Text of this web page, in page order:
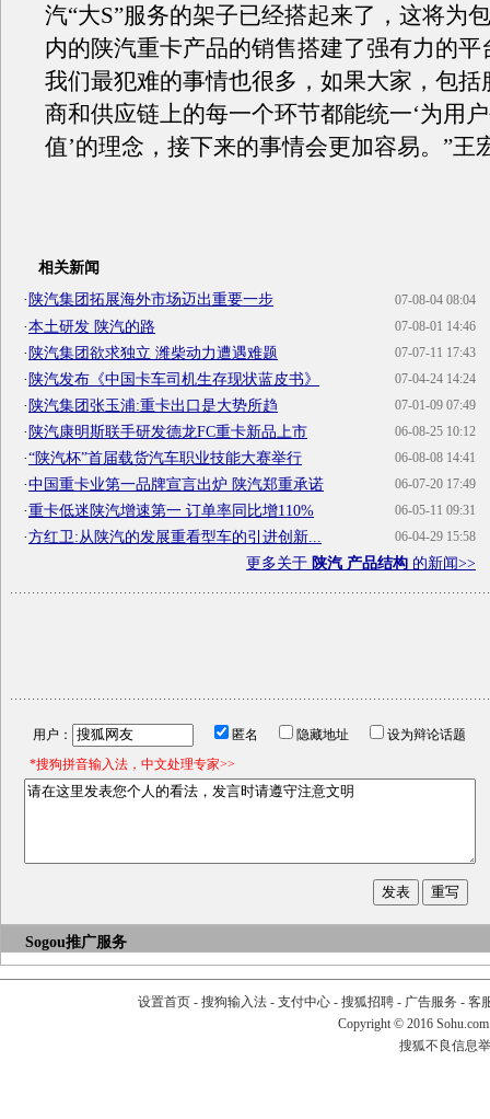
汽“大S”服务的架子已经搭起来了，这将为
内的陕汽重卡产品的销售搭建了强有力的平
我们最犯难的事情也很多，如果大家，包括
商和供应链上的每一个环节都能统一‘为用
值’的理念，接下来的事情会更加容易。”王
相关新闻
07-08-04 08:04
· 陕汽集团拓展海外市场迈出重要一步
07-08-01 14:46
·本土研发 陕汽的路
07-07-11 17:43
· 陕汽集团欲求独立 潍柴动力遭遇难题
07-04-24 14:24
· 陕汽发布《中国卡车司机生存现状蓝皮书》
07-01-09 07:49
· 陕汽集团张玉浦:重卡出口是大势所趋
06-08-25 10:12
· 陕汽康明斯联手研发德龙FC重卡新品上市
06-08-08 14:41
·“陕汽杯”首届载货汽车职业技能大赛举行
06-07-20 17:49
·中国重卡业第一品牌宣言出炉 陕汽郑重承诺
06-05-11 09:31
·重卡低迷陕汽增速第一 订单率同比增110%
06-04-29 15:58
·方红卫:从陕汽的发展重看型车的引进创新...
更多关于 陕汽 产品结构 的新闻>>
用户： 匿名 隐藏地址
设为辩论话题
*搜狗拼音输入法，中文处理专家>>
Sogou推广服务
设置首页- 搜狗输入法- 支付中心- 搜狐招聘- 广告服务 - 客
Copyright © 2016
搜狐不良信息